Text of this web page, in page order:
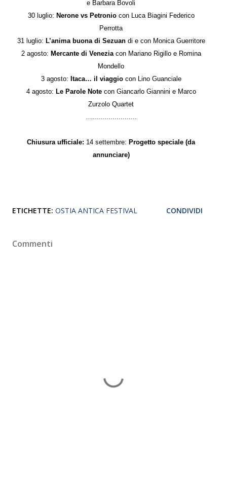
e Barbara Bovoli
30 luglio: Nerone vs Petroniocon Luca Biagini Federico
Perrotta
31 luglio: L’anima buona di Sezuandi e con Monica Guerritore
2 agosto: Mercante di Veneziacon Mariano Rigillo e Romina
Mondello
3 agosto:
Itaca… il viaggiocon Lino Guanciale
4 agosto: Le Parole Notecon Giancarlo Giannini e Marco
Zurzolo Quartet
Chiusura ufficiale: 14 settembre: Progetto speciale (da
annunciare)
ETICHETTE: OSTIA ANTICA FESTIVAL CONDIVIDI
Commenti